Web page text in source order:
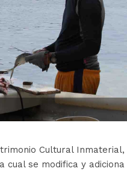
Cultural
cual se modifica y